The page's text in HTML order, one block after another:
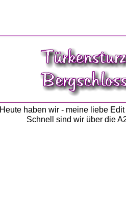
Heute haben wir - meine liebe
Schnell sind wir über die